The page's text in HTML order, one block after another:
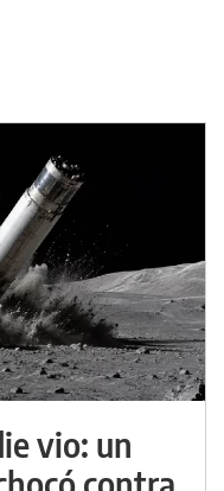
vio: un